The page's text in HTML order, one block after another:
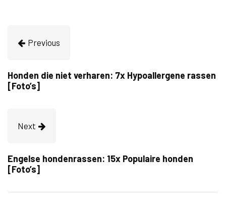
Previous
Honden die niet verharen: 7x Hypoallergene rassen
[Foto’s]
Next
Engelse hondenrassen: 15x Populaire honden
[Foto’s]